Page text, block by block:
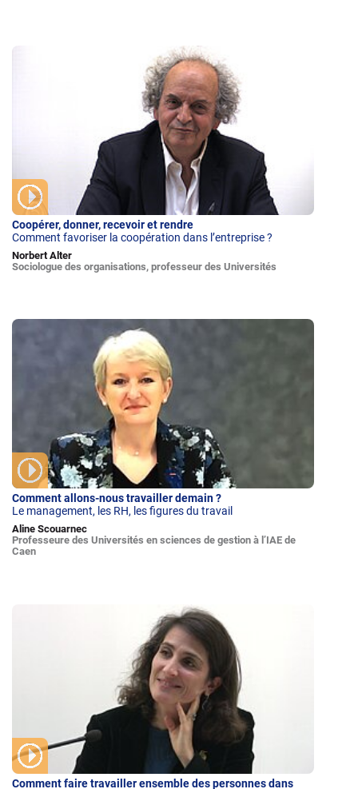
Coopérer, donner, recevoir et rendre
Comment favoriser la coopération dans l’entreprise ?
Norbert Alter
Sociologue des organisations, professeur des Universités
Comment allons-nous travailler demain ?
Le management, les RH, les figures du travail
Aline Scouarnec
Professeure des Universités en sciences de gestion à l’IAE de
Caen
Comment faire travailler ensemble des personnes dans